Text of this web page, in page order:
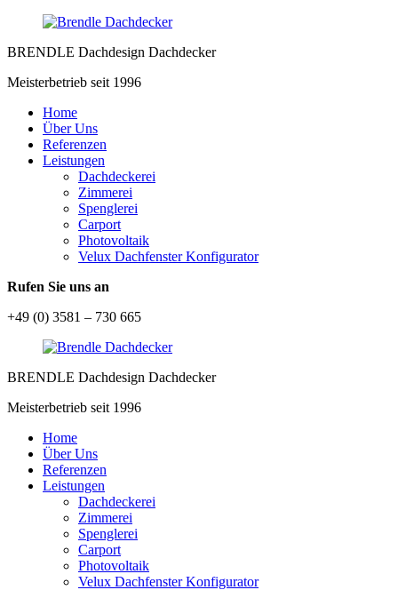
BRENDLE Dachdesign Dachdecker
Meisterbetrieb seit 1996
Home
Über Uns
Referenzen
Leistungen
Dachdeckerei
Zimmerei
Spenglerei
Carport
Photovoltaik
Velux Dachfenster Konfigurator
Rufen Sie uns an
+49 (0) 3581 – 730 665
BRENDLE Dachdesign Dachdecker
Meisterbetrieb seit 1996
Home
Über Uns
Referenzen
Leistungen
Dachdeckerei
Zimmerei
Spenglerei
Carport
Photovoltaik
Velux Dachfenster Konfigurator